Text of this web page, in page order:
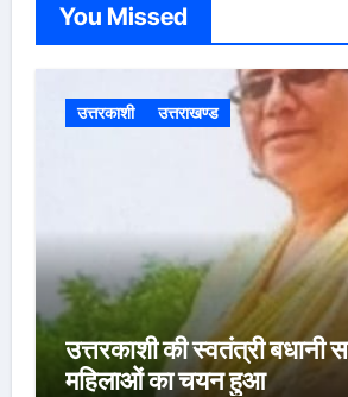
You Missed
उत्तरकाशी उत्तराखण्ड
उत्तरकाशी की स्वतंत्री बधानी
महिलाओं का चयन हुआ